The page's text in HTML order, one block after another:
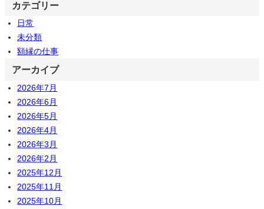
カテゴリー
日常
未分類
額縁の仕事
アーカイブ
2026年7月
2026年6月
2026年5月
2026年4月
2026年3月
2026年2月
2025年12月
2025年11月
2025年10月